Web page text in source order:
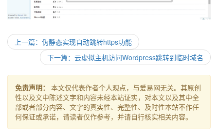
上一篇：伪静态实现自动跳转https功能
下一篇：云虚拟主机访问Wordpress跳转到临时域名
免责声明：
本文仅代表作者个人观点，与爱易网无关。其原创
性以及文中陈述文字和内容未经本站证实，对本文以及其中全
部或者部分内容、文字的真实性、完整性、及时性本站不作任
何保证或承诺，请读者仅作参考，并请自行核实相关内容。